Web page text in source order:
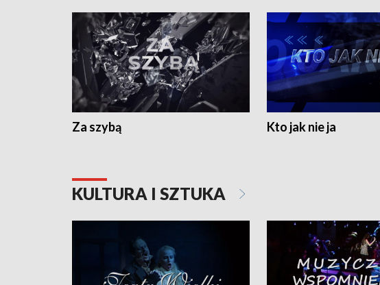
Za szybą Kto jak nie ja
KULTURA I SZTUKA